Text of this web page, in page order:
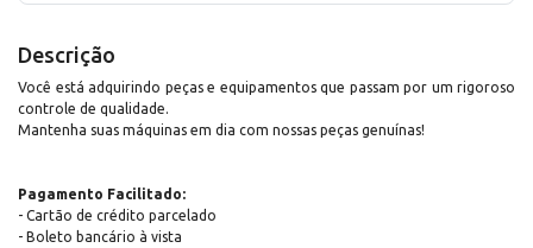
Descrição
Você está adquirindo peças e equipamentos que passam por um rigoroso
controle de qualidade.
Mantenha suas máquinas em dia com nossas peças genuínas!
Pagamento Facilitado:
- Cartão de crédito parcelado
- Boleto bancário à vista